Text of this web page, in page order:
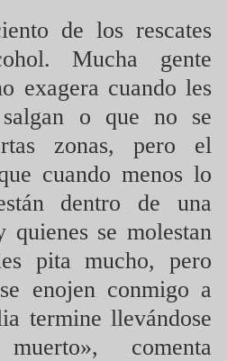
de los rescates
Mucha gente
exagera cuando les
o que no se
zonas, pero el
cuando menos lo
dentro de una
quienes se molestan
pita mucho, pero
enojen conmigo a
termine llevándose
comenta